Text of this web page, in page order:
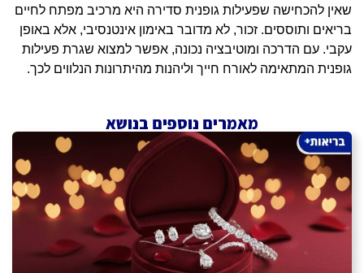
שאין להכחישה שפעילות גופנית סדירה היא מרכיב מפתח לחיים
בריאים ותוססים. זכור, לא מדובר באימון אינטנסיבי, אלא באופן
עקבי. עם הדרכה ומוטיבציה נכונה, אפשר למצוא שגרת פעילות
גופנית המתאימה לאורח חייך וליהנות מהיתרונות הנלווים לכך.
מאמרים נוספים בנושא